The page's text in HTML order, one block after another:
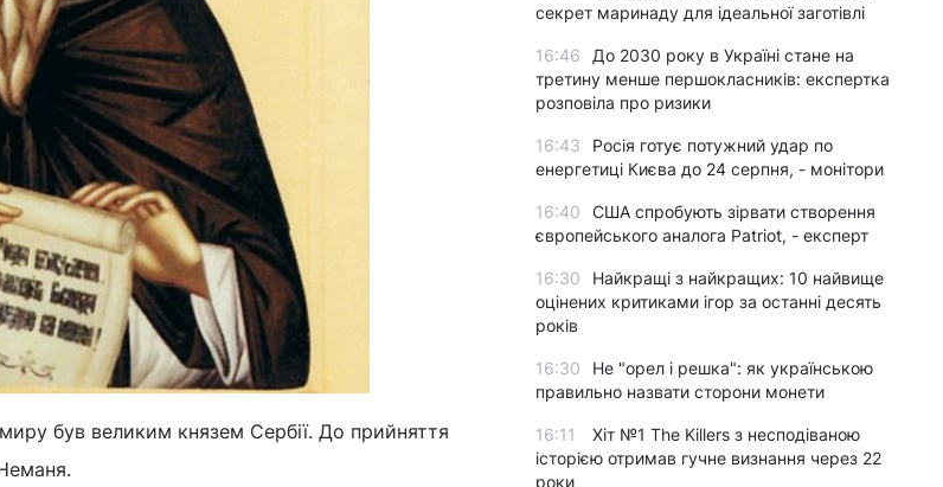
був великим князем Сербії. До прийняття
секрет маринаду для ідеальної заготівлі
16:46
До 2030 року в Україні стане на
третину менше першокласників: експертка
розповіла про ризики
16:43
Росія готує потужний удар по
енергетиці Києва до 24 серпня, - монітори
16:40
США спробують зірвати створення
європейського аналога Patriot, - експерт
16:30
Найкращі з найкращих: 10 найвище
оцінених критиками ігор за останні десять
років
16:30
Не "орел і решка": як українською
правильно назвати сторони монети
16:11
Хіт №1 The Killers з несподіваною
історією отримав гучне визнання через 22
роки